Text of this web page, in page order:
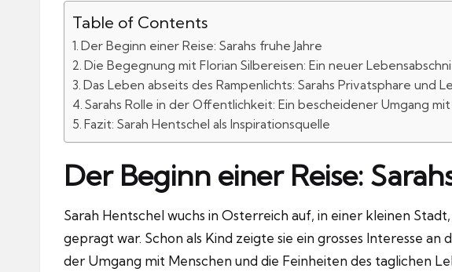
Table of Contents
Der Beginn einer Reise: Sarahs fruhe Jahre
Die Begegnung mit Florian Silbereisen: Ein neuer
Das Leben abseits des Rampenlichts: Sarahs Privatsphare und
Sarahs Rolle in der Offentlichkeit: Ein bescheidener Umgang mit
Fazit: Sarah Hentschel als Inspirationsquelle
Der Beginn einer Reise:
Sarah Hentschel wuchs in Osterreich auf, in einer kleinen
gepragt war. Schon als Kind zeigte sie ein grosses Interesse
der Umgang mit Menschen und die Feinheiten des taglichen